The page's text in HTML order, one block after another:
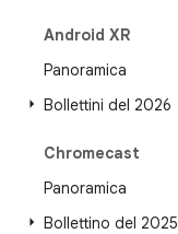
Android XR
Panoramica
Bollettini del 2026
Chromecast
Panoramica
Bollettino del 2025